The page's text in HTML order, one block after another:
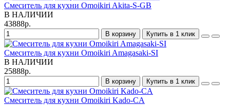
Смеситель для кухни Omoikiri Akita-S-GB
В НАЛИЧИИ
43888р.
В корзину Купить в 1 клик
Смеситель для кухни Omoikiri Amagasaki-SI
В НАЛИЧИИ
25888р.
В корзину Купить в 1 клик
Смеситель для кухни Omoikiri Kado-CA